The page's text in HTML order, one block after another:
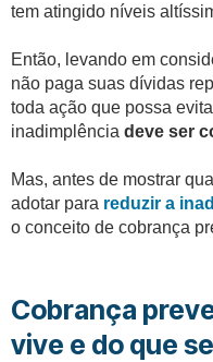
tem atingido níveis
Então, levando em
não paga suas dívidas
toda ação que possa
inadimplência deve ser
Mas, antes de mostrar
adotar para reduzir a
o conceito de cobrança
Cobrança
vive e do que